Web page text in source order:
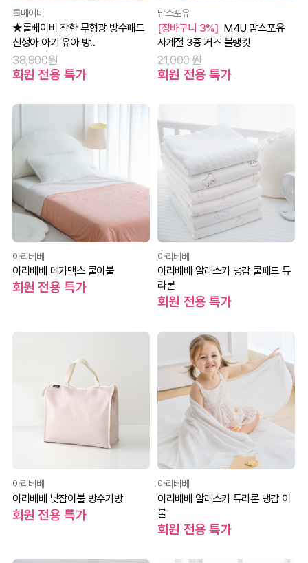
롤베이비
★롤베이비 착한 무형광 방수패드
신생아 아기 유아 방..
38,900원
회원 전용 특가
맘스포유
[장바구니 3%] M4U 맘스포유
사계절 3중 거즈 블랭킷
21,000 원
회원 전용 특가
아리베베
아리베베 메가맥스 쿨이불
회원 전용 특가
아리베베
아리베베 알래스카 냉감 쿨패드 듀
라론
회원 전용 특가
아리베베
아리베베 낮잠이불 방수가방
회원 전용 특가
아리베베
아리베베 알래스카 듀라론 냉감 이
불
회원 전용 특가